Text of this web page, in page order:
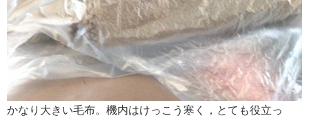
かなり大きい毛布。機内はけっこう寒く，とても役立っ